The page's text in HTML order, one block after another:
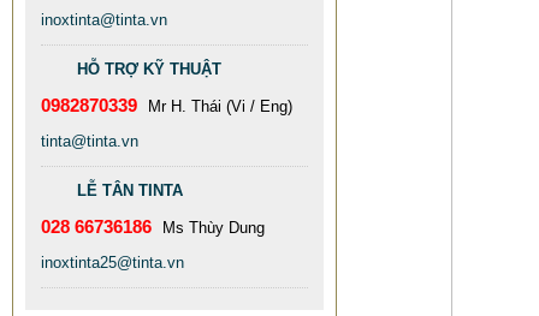
SP: XUONG GIA CONG BON CONG
NGHIEP INOX TINTA
inoxtinta@tinta.vn
HỖ TRỢ KỸ THUẬT
0982870339
Mr H. Thái (Vi / Eng)
tinta@tinta.vn
LỄ TÂN TINTA
028 66736186
Ms Thùy Dung
inoxtinta25@tinta.vn